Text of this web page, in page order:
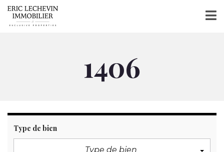
1406
Type de bien
Type de bien